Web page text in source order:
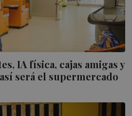
IA física, cajas amigas y
será el supermercado